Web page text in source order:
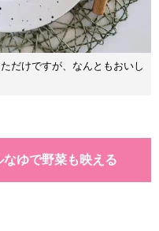
だけですが、なんともおいし
なゆで野菜も映える